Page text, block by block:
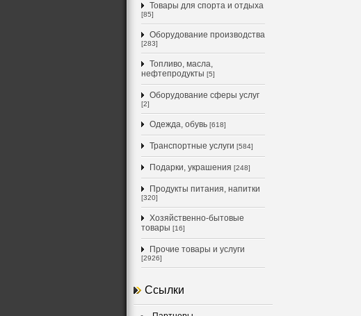
Товары для спорта и отдыха
[85]
Оборудование производства
[283]
Топливо, масла,
нефтепродукты [5]
Оборудование сферы услуг
[2]
Одежда, обувь [618]
Транспортные услуги [584]
Подарки, украшения [248]
Продукты питания, напитки
[320]
Хозяйственно-бытовые
товары [16]
Прочие товары и услуги
[2926]
Ссылки